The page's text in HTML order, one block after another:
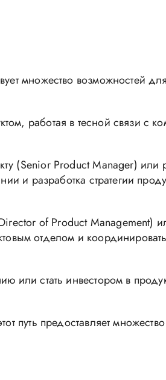
множество возможностей
работая в тесной связи с
(Senior Product Manager) или
и разработка стратегии
of Product Management)
отделом и
или стать инвестором в
путь предоставляет множество